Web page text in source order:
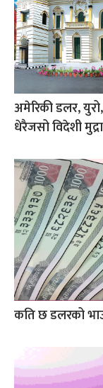
अमेरिकी डलर,
धेरैजसो विदेशी
कति छ डलरको